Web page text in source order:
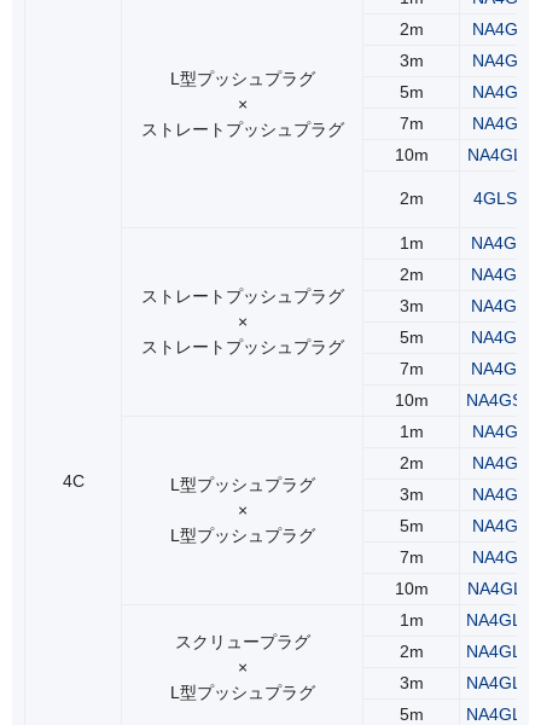
4C
L型プッシュプラグ
×
ストレートプッシュプラグ
2m
3m
5m
7m
10m
2m
ストレートプッシュプラグ
×
ストレートプッシュプラグ
1m
2m
3m
5m
7m
10m
L型プッシュプラグ
×
L型プッシュプラグ
1m
2m
3m
5m
7m
10m
スクリュープラグ
×
L型プッシュプラグ
1m
2m
3m
5m